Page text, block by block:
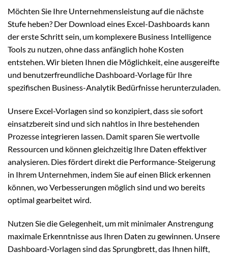
Möchten Sie Ihre Unternehmensleistung auf die nächste
Stufe heben? Der Download eines Excel-Dashboards kann
der erste Schritt sein, um komplexere Business Intelligence
Tools zu nutzen, ohne dass anfänglich hohe Kosten
entstehen. Wir bieten Ihnen die Möglichkeit, eine ausgereifte
und benutzerfreundliche Dashboard-Vorlage für Ihre
spezifischen Business-Analytik Bedürfnisse herunterzuladen.
Unsere Excel-Vorlagen sind so konzipiert, dass sie sofort
einsatzbereit sind und sich nahtlos in Ihre bestehenden
Prozesse integrieren lassen. Damit sparen Sie wertvolle
Ressourcen und können gleichzeitig Ihre Daten effektiver
analysieren. Dies fördert direkt die Performance-Steigerung
in Ihrem Unternehmen, indem Sie auf einen Blick erkennen
können, wo Verbesserungen möglich sind und wo bereits
optimal gearbeitet wird.
Nutzen Sie die Gelegenheit, um mit minimaler Anstrengung
maximale Erkenntnisse aus Ihren Daten zu gewinnen. Unsere
Dashboard-Vorlagen sind das Sprungbrett, das Ihnen hilft,